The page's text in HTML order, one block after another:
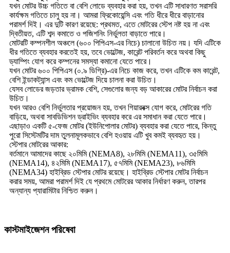
যখন মোটর উচ্চ গতিতে বা বেশি লোডে ব্যবহার করা হয়, তখন এটি সাধারণত সরাসরি
কার্যক্ষম গতিতে চালু হয় না। আমরা ফ্রিকোয়েন্সি এবং গতি ধীরে ধীরে বাড়ানোর
পরামর্শ দিই। এর দুটি কারণ রয়েছে: প্রথমত, এতে মোটরের স্টেপ নষ্ট হয় না এবং
দ্বিতীয়ত, এটি শব্দ কমাতে ও পজিশনিং নির্ভুলতা বাড়াতে পারে।
মোটরটি কম্পনশীল অঞ্চলে (৬০০ পিপিএস-এর নিচে) চালানো উচিত নয়। যদি এটিকে
ধীর গতিতে ব্যবহার করতেই হয়, তবে ভোল্টেজ, কারেন্ট পরিবর্তন করে অথবা কিছু
ড্যাম্পিং যোগ করে কম্পনের সমস্যা কমানো যেতে পারে।
যখন মোটর ৬০০ পিপিএস (০.৯ ডিগ্রি)-এর নিচে কাজ করে, তখন এটিকে কম কারেন্ট,
বেশি ইন্ডাকট্যান্স এবং কম ভোল্টেজ দিয়ে চালনা করা উচিত।
যেসব লোডের জড়তার ভ্রামক বেশি, সেগুলোর জন্য বড় আকারের মোটর নির্বাচন করা
উচিত।
যখন আরও বেশি নির্ভুলতার প্রয়োজন হয়, তখন গিয়ারবক্স যোগ করে, মোটরের গতি
বাড়িয়ে, অথবা সাবডিভিশন ড্রাইভিং ব্যবহার করে এর সমাধান করা যেতে পারে।
এছাড়াও একটি ৫-ফেজ মোটর (ইউনিপোলার মোটর) ব্যবহার করা যেতে পারে, কিন্তু
পুরো সিস্টেমটির দাম তুলনামূলকভাবে বেশি হওয়ায় এটি খুব কমই ব্যবহৃত হয়।
স্টেপার মোটরের আকার:
বর্তমানে আমাদের কাছে ২০মিমি (NEMA8), ২৮মিমি (NEMA11), ৩৫মিমি
(NEMA14), ৪২মিমি (NEMA17), ৫৭মিমি (NEMA23), ৮৬মিমি
(NEMA34) হাইব্রিড স্টেপার মোটর রয়েছে। হাইব্রিড স্টেপার মোটর নির্বাচন
করার সময়, আমরা পরামর্শ দিই যে প্রথমে মোটরের আকার নির্ধারণ করুন, তারপর
অন্যান্য প্যারামিটার নিশ্চিত করুন।
কাস্টমাইজেশন পরিষেবা